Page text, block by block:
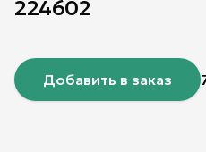
224602
Добавить в заказ